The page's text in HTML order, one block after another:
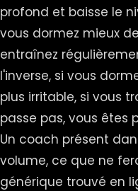
profond et baisse le
vous dormez mieux
entraînez
l'inverse, si vous
plus irritable, si vous
passe pas, vous êtes
Un coach présent
volume, ce que ne
générique trouvé en